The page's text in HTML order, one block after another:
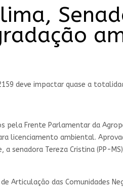
deve impactar quase a
Frente Parlamentar da
licenciamento ambiental.
senadora Tereza Cristina (PP-
Articulação das Comunidades